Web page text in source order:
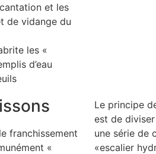
et les
de vidange du
les «
d’eau
franchissement
«
Le principe
est de
une série de
«escalier